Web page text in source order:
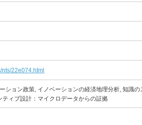
22e074.html
ション政策, イノベーションの経済地理分析, 知識
ィブ設計：マイクロデータからの証拠